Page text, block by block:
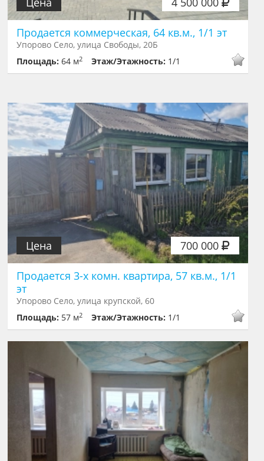
Продается коммерческая, 64 кв.м., 1/1 эт
Упорово Село, улица Свободы, 20Б
Площадь:64 м2 Этаж/Этажность: 1/1
700 000
Цена
Продается 3-х комн. квартира, 57 кв.м., 1/1
эт
Упорово Село, улица крупской, 60
Площадь: 57 м2 Этаж/Этажность: 1/1